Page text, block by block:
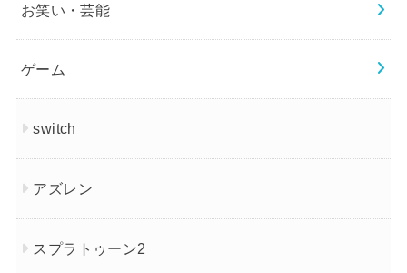
お笑い・芸能
ゲーム
switch
アズレン
スプラトゥーン2